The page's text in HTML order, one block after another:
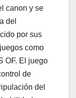
canon y se
del
por sus
como
OF. El juego
de
del